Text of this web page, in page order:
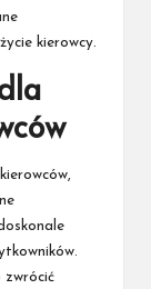
kierowcy.
zwrócić